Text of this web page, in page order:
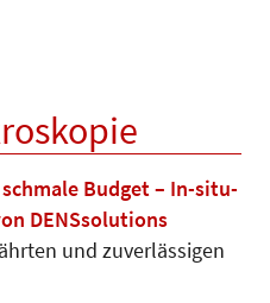
Budget – In-situ-
DENSsolutions
und zuverlässigen